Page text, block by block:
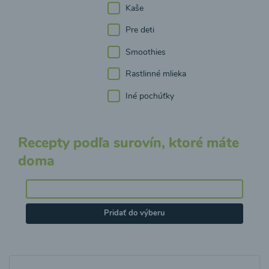
Kaše
Pre deti
Smoothies
Rastlinné mlieka
Iné pochúťky
Recepty podľa surovín, ktoré máte
doma
Pridať do výberu